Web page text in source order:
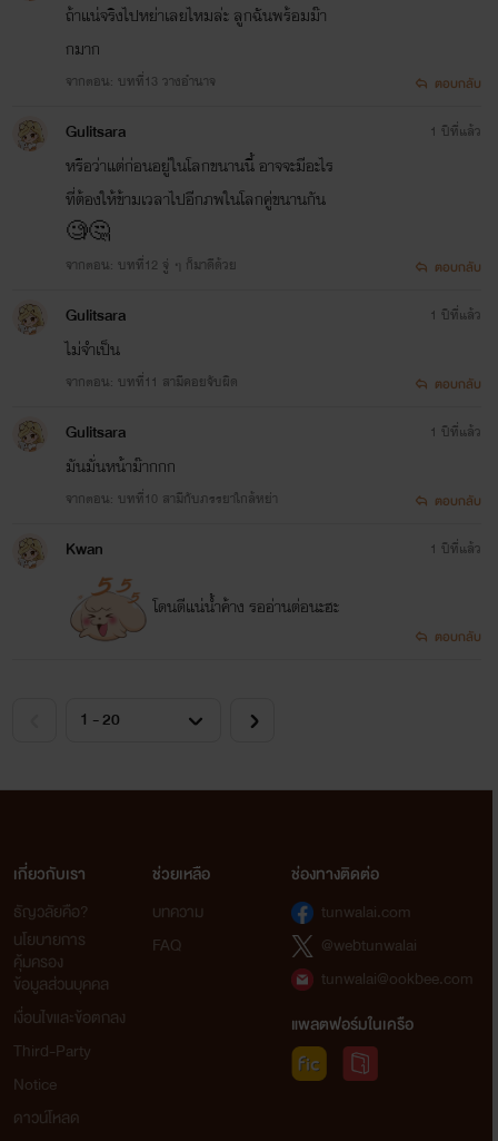
ถ้าแน่จริงไปหย่าเลยไหมล่ะ ลูกฉันพร้อมม๊า
กมาก
จากตอน: บทที่13 วางอำนาจ ตอบกลับ
Gulitsara
หรือว่าแต่ก่อนอยู่ในโลกขนานนี้ อาจจะมีอะไร
ที่ต้องให้ข้ามเวลาไปอีกภพในโลกคู่ขนานกัน
🧐🤔
จากตอน: บทที่12 จู่ ๆ ก็มาดีด้วย
1 ปีที่แล้ว
ตอบกลับ
Gulitsara
ไม่จำเป็น
จากตอน: บทที่11 สามีคอยจับผิด
1 ปีที่แล้ว
ตอบกลับ
Gulitsara
มันมั่นหน้าม๊ากกก
จากตอน: บทที่10 สามีกับภรรยาใกล้หย่า
1 ปีที่แล้ว
ตอบกลับ
Kwan
โดนดีแน่น้ำค้าง รออ่านต่อนะฮะ
1 ปีที่แล้ว
ตอบกลับ
เกี่ยวกับเรา
ธัญวลัยคือ?
นโยบายการ
คุ้มครอง
ข้อมูลส่วนบุคคล
เงื่อนไขและข้อตกลง
Third-Party
Notice
ดาวน์โหลด
ช่วยเหลือ
บทความ
FAQ
ช่องทางติดต่อ
tunwalai.com
@webtunwalai
tunwalai@ookbee.com
แพลตฟอร์มในเครือ